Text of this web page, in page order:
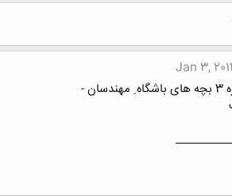
Jan 3,
تابلـــــــوی شمــــــاره 3 بچه های باشگاه ِ مهندسان -